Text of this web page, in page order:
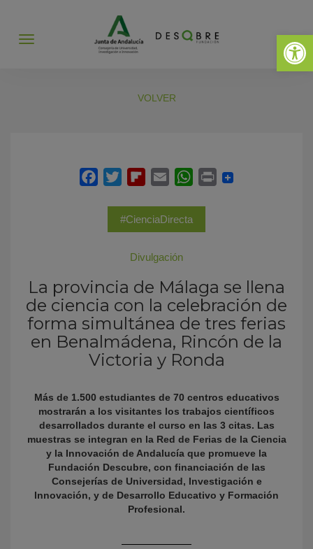
Abrir
Abrir
VOLVER
#CienciaDirecta
Divulgación
La provincia de Málaga se llena
de ciencia con la celebración de
forma simultánea de tres ferias
en Benalmádena, Rincón de la
Victoria y Ronda
Más de 1.500 estudiantes de 70 centros educativos
mostrarán a los visitantes los trabajos científicos
desarrollados durante el curso en las 3 citas. Las
muestras se integran en la Red de Ferias de la Ciencia
y la Innovación de Andalucía que promueve la
Fundación Descubre, con financiación de las
Consejerías de Universidad, Investigación e
Innovación, y de Desarrollo Educativo y Formación
Profesional.